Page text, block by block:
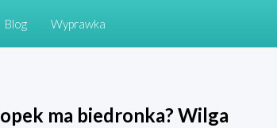
Blog Wyprawka
ma biedronka? Wilga